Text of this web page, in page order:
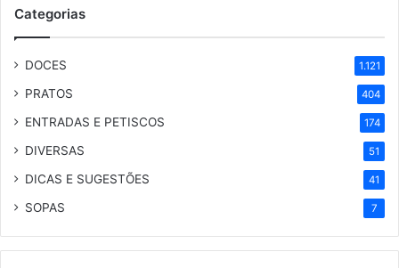
Categorias
DOCES 1.121
PRATOS 404
ENTRADAS E PETISCOS 174
DIVERSAS 51
DICAS E SUGESTÕES 41
SOPAS 7